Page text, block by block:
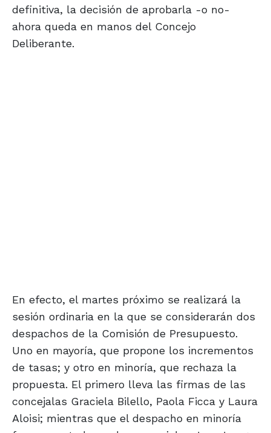
definitiva, la decisión de aprobarla -o no-
ahora queda en manos del Concejo
Deliberante.
En efecto, el martes próximo se realizará la
sesión ordinaria en la que se considerarán dos
despachos de la Comisión de Presupuesto.
Uno en mayoría, que propone los incrementos
de tasas; y otro en minoría, que rechaza la
propuesta. El primero lleva las firmas de las
concejalas Graciela Bilello, Paola Ficca y Laura
Aloisi; mientras que el despacho en minoría